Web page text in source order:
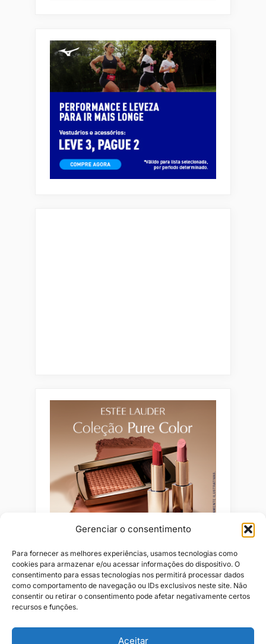
Gerenciar o consentimento
Para fornecer as melhores experiências, usamos tecnologias como
cookies para armazenar e/ou acessar informações do dispositivo. O
consentimento para essas tecnologias nos permitirá processar dados
como comportamento de navegação ou IDs exclusivos neste site. Não
consentir ou retirar o consentimento pode afetar negativamente certos
recursos e funções.
Aceitar